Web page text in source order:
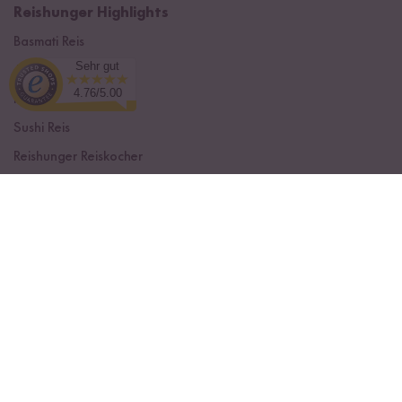
Reishunger Highlights
Basmati Reis
Jasmin Reis
Natur Reis
Sushi Reis
Reishunger Reiskocher
Sehr gut
4.76/5.00